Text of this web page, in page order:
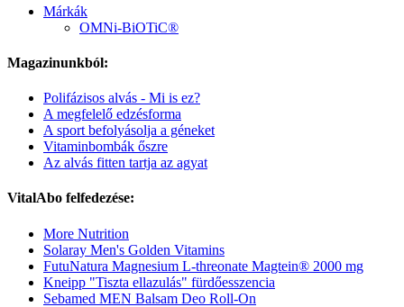
Márkák
OMNi-BiOTiC®
Magazinunkból:
Polifázisos alvás - Mi is ez?
A megfelelő edzésforma
A sport befolyásolja a géneket
Vitaminbombák őszre
Az alvás fitten tartja az agyat
VitalAbo felfedezése:
More Nutrition
Solaray Men's Golden Vitamins
FutuNatura Magnesium L-threonate Magtein® 2000 mg
Kneipp "Tiszta ellazulás" fürdőesszencia
Sebamed MEN Balsam Deo Roll-On